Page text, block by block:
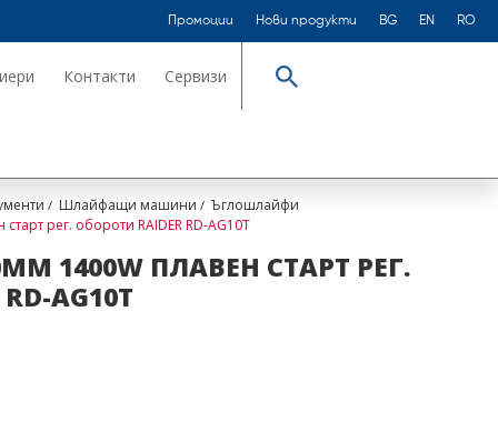
Промоции Нови продукти BG EN RO
Контакти Сервизи Търсене
Шлайфащи машини
Ъглошлайфи
рег. обороти RAIDER RD-AG10T
1400W ПЛАВЕН СТАРТ РЕГ.
AG10T